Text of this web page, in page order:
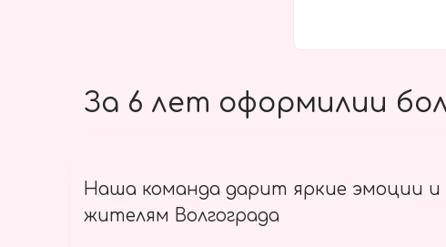
За 6 лет оформилии
Наша команда дарит яркие эмоции
жителям Волгограда